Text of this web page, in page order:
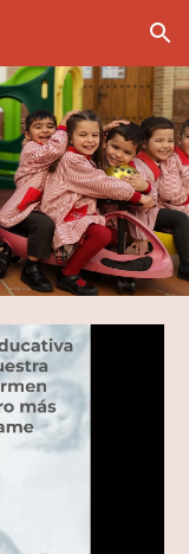
Skip to navigation